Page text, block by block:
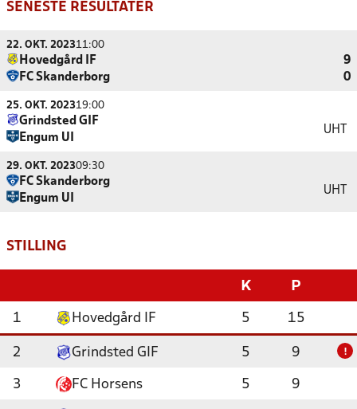
SENESTE RESULTATER
22. OKT. 202311:00
Hovedgård IF
9
FC Skanderborg
0
25. OKT. 202319:00
Grindsted GIF
Engum UI
UHT
29. OKT. 202309:30
FC Skanderborg
Engum UI
UHT
STILLING
K P
1 Hovedgård IF 5 15
2 Grindsted GIF 5 9 !
3 FC Horsens 5 9